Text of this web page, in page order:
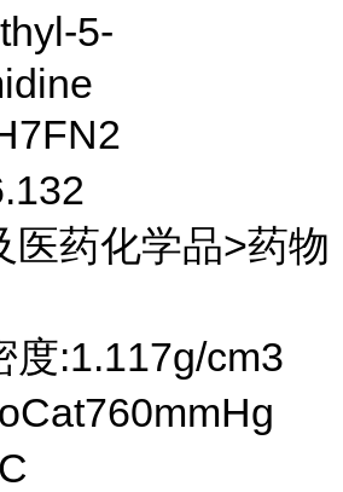
5-
医药化学品>药物
度:1.117g/cm3